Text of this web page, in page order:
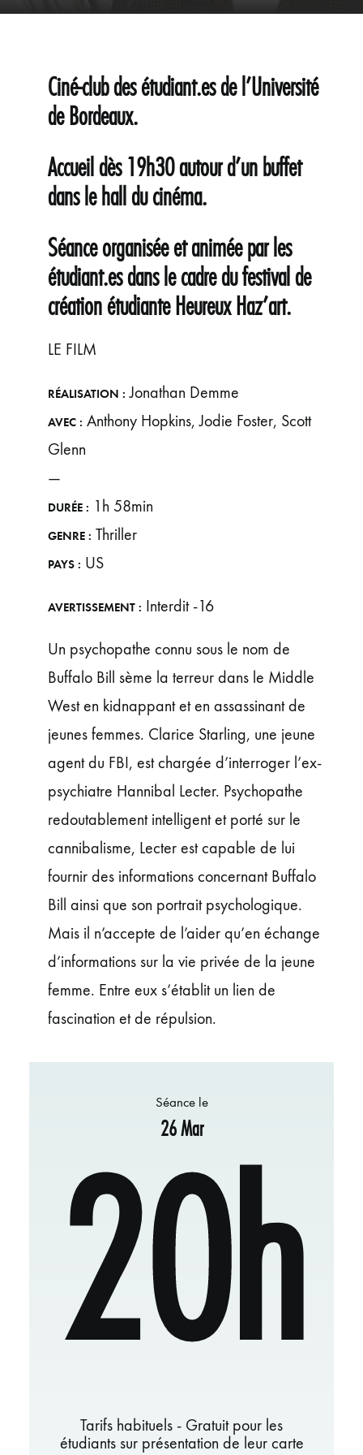
PRATIQUE
Ciné-club des étudiant.es de l’Université
de Bordeaux.
Accueil dès 19h30 autour d’un buffet
dans le hall du cinéma.
Séance organisée et animée par les
étudiant.es dans le cadre du festival de
création étudiante Heureux Haz’art.
LE FILM
RÉALISATION : Jonathan Demme
AVEC : Anthony Hopkins, Jodie Foster, Scott
Glenn
—
DURÉE : 1h 58min
GENRE : Thriller
PAYS : US
AVERTISSEMENT : Interdit -16
Un psychopathe connu sous le nom de
Buffalo Bill sème la terreur dans le Middle
West en kidnappant et en assassinant de
jeunes femmes. Clarice Starling, une jeune
agent du FBI, est chargée d’interroger l’ex-
psychiatre Hannibal Lecter. Psychopathe
redoutablement intelligent et porté sur le
cannibalisme, Lecter est capable de lui
fournir des informations concernant Buffalo
Bill ainsi que son portrait psychologique.
Mais il n’accepte de l’aider qu’en échange
d’informations sur la vie privée de la jeune
femme. Entre eux s’établit un lien de
fascination et de répulsion.
Séance le
26 Mar
20h
Tarifs habituels - Gratuit pour les
étudiants sur présentation de leur carte